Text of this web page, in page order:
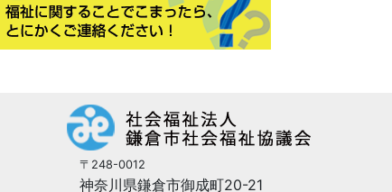
〒248-0012
神奈川県鎌倉市御成町20-21